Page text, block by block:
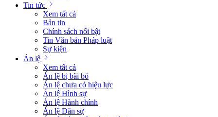
Tin tức
Xem tất cả
Bản tin
Chính sách nổi bật
Tin Văn bản Pháp luật
Sự kiện
Án lệ
Xem tất cả
Án lệ bị bãi bỏ
Án lệ chưa có hiệu lực
Án lệ Hình sự
Án lệ Hành chính
Án lệ Dân sự